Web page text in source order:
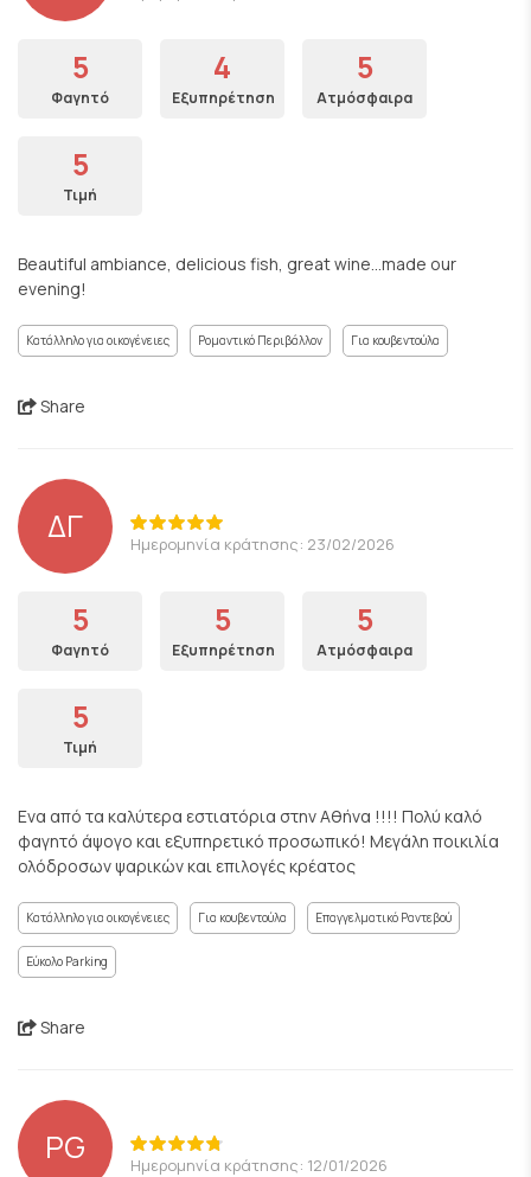
5
Φαγητό
4
Εξυπηρέτηση
5
Ατμόσφαιρα
5
Τιμή
Beautiful ambiance, delicious fish, great wine...made our
evening!
Κατάλληλο για οικογένειες Ρομαντικό Περιβάλλον Για κουβεντούλα
Share
ΔΓ Ημερομηνία κράτησης: 23/02/2026
5
Φαγητό
5
Εξυπηρέτηση
5
Ατμόσφαιρα
5
Τιμή
Ενα από τα καλύτερα εστιατόρια στην Αθήνα !!!! Πολύ καλό
φαγητό άψογο και εξυπηρετικό προσωπικό! Μεγάλη ποικιλία
ολόδροσων ψαρικών και επιλογές κρέατος
Κατάλληλο για οικογένειες Για κουβεντούλα Επαγγελματικό Ραντεβού
Εύκολο Parking
Share
PG Ημερομηνία κράτησης: 12/01/2026